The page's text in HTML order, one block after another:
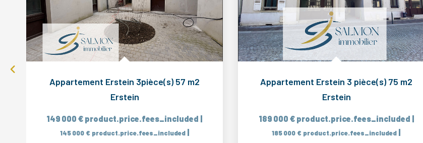
Appartement Erstein 3pièce(s) 57 m2
Erstein
149 000 € product.price.fees_included |
145 000 € product.price.fees_included |
Appartement Erstein 3 pièce(s) 75 m2
Erstein
189 000 € product.price.fees_included |
185 000 € product.price.fees_included |